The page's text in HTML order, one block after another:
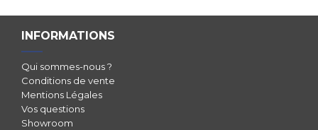
INFORMATIONS
Qui sommes-nous ?
Conditions de vente
Mentions Légales
Vos questions
Showroom